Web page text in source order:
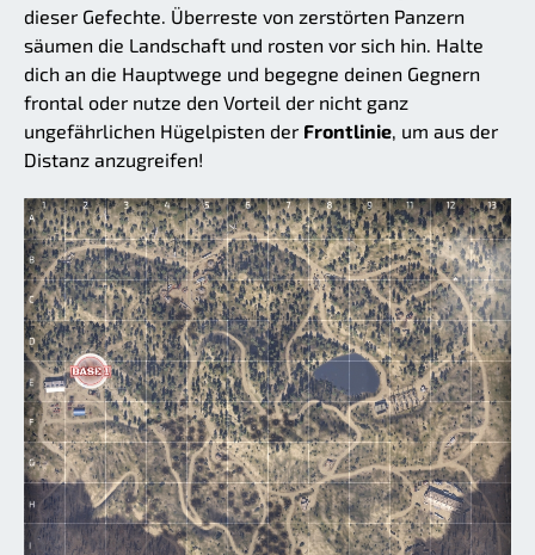
dieser Gefechte. Überreste von zerstörten Panzern
säumen die Landschaft und rosten vor sich hin. Halte
dich an die Hauptwege und begegne deinen Gegnern
frontal oder nutze den Vorteil der nicht ganz
ungefährlichen Hügelpisten der Frontlinie , um aus der
Distanz anzugreifen!